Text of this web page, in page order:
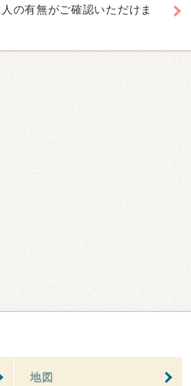
の有無がご確認いただけま
地図